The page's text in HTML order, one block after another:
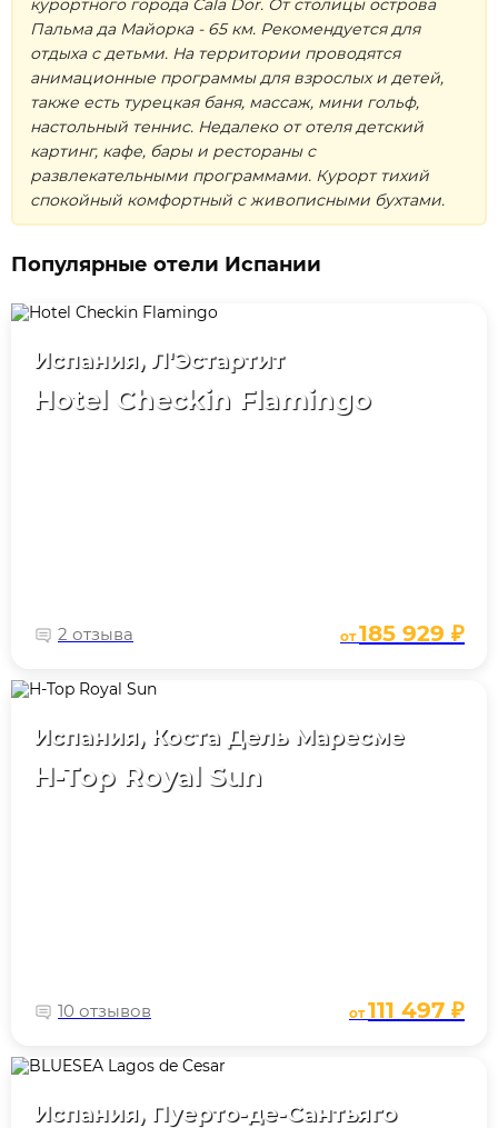
Пальма да Майорка - 65 км. Рекомендуется для
отдыха с детьми. На территории проводятся
анимационные программы для взрослых и детей,
также есть турецкая баня, массаж, мини гольф,
настольный теннис. Недалеко от отеля детский
картинг, кафе, бары и рестораны с
развлекательными программами. Курорт тихий
спокойный комфортный с живописными бухтами.
Популярные отели Испании
Испания, Л'Эстартит
Hotel Checkin Flamingo
2 отзыва от185 929 ₽
Испания, Коста Дель Маресме
H-Top Royal Sun
10 отзывов от111 497 ₽
Испания, Пуерто-де-Сантьяго